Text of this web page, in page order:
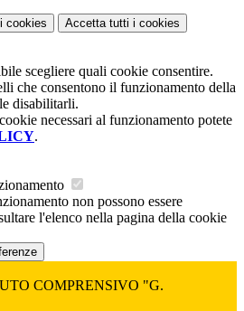
i cookies Accetta tutti i cookies
scegliere quali cookie consentire.
che consentono il funzionamento della
disabilitarli.
necessari al funzionamento potete
.
non possono essere
l'elenco nella pagina della cookie
COMPRENSIVO "G.